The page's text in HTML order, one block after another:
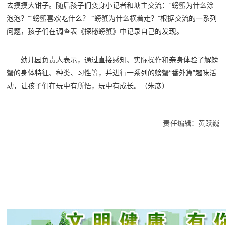
去摸摸大钳子。随后孩子们变身小记者和塘主交流：“螃蟹为什么涂
泡泡？”“螃蟹喜欢吃什么？”“螃蟹为什么横着走？”根据交流的一系列
问题，孩子们在调查表《探秘螃蟹》中记录自己的发现。
幼儿园负责人表示，通过直接感知、实际操作和亲身体验了解螃
蟹的身体特征、种类、习性等，并进行一系列的螃蟹“番外篇”趣味活
动，让孩子们在玩中有所悟，玩中有成长。（朱彦）
责任编辑：黄跃巍